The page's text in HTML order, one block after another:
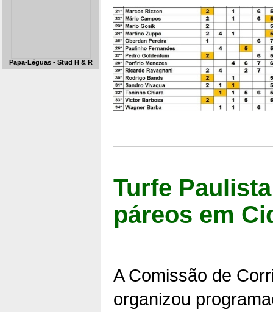
Papa-Léguas - Stud H & R
Turfe
páreos em
A Comissão de
organizou